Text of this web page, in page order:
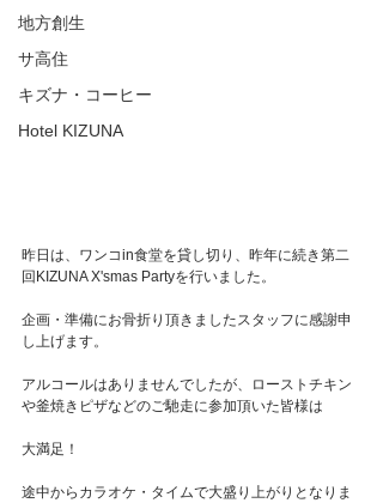
地方創生
サ高住
キズナ・コーヒー
Hotel KIZUNA
昨日は、ワンコin食堂を貸し切り、昨年に続き第二
回KIZUNA X'smas Partyを行いました。
企画・準備にお骨折り頂きましたスタッフに感謝申
し上げます。
アルコールはありませんでしたが、ローストチキン
や釜焼きピザなどのご馳走に参加頂いた皆様は
大満足！
途中からカラオケ・タイムで大盛り上がりとなりま